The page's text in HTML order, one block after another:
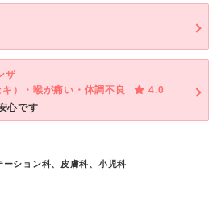
ザ
）・喉が痛い・体調不良
4.0
心です
ション科、皮膚科、小児科